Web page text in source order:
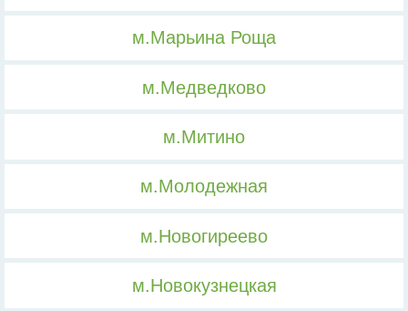
м.Марьина Роща
м.Медведково
м.Митино
м.Молодежная
м.Новогиреево
м.Новокузнецкая